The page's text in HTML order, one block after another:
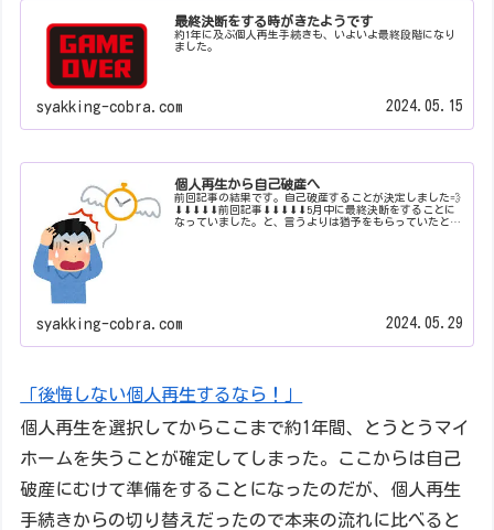
最終決断をする時がきたようです
約1年に及ぶ個人再生手続きも、いよいよ最終段階になり
ました。
syakking-cobra.com 2024.05.15
個人再生から自己破産へ
前回記事の結果です。自己破産することが決定しました💨
⬇⬇⬇⬇⬇前回記事⬇⬇⬇⬇⬇5月中に最終決断をすることに
なっていました。と、言うよりは猶予をもらっていたとい
syakking-cobra.com 2024.05.29
「後悔しない個人再生するなら！」
個人再生を選択してからここまで約1年間、とうとうマイ
ホームを失うことが確定してしまった。ここからは自己
破産にむけて準備をすることになったのだが、個人再生
手続きからの切り替えだったので本来の流れに比べると